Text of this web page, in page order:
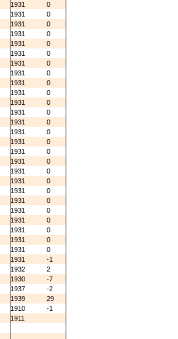
1931
0
1931
0
1931
0
1931
0
1931
0
1931
0
1931
0
1931
0
1931
0
1931
0
1931
0
1931
0
1931
0
1931
0
1931
0
1931
0
1931
0
1931
0
1931
0
1931
0
1931
0
1931
0
1931
0
1931
0
1931
0
1931
0
1931
-1
1932
2
1930
-7
1937
-2
1939
29
1910
-1
1911